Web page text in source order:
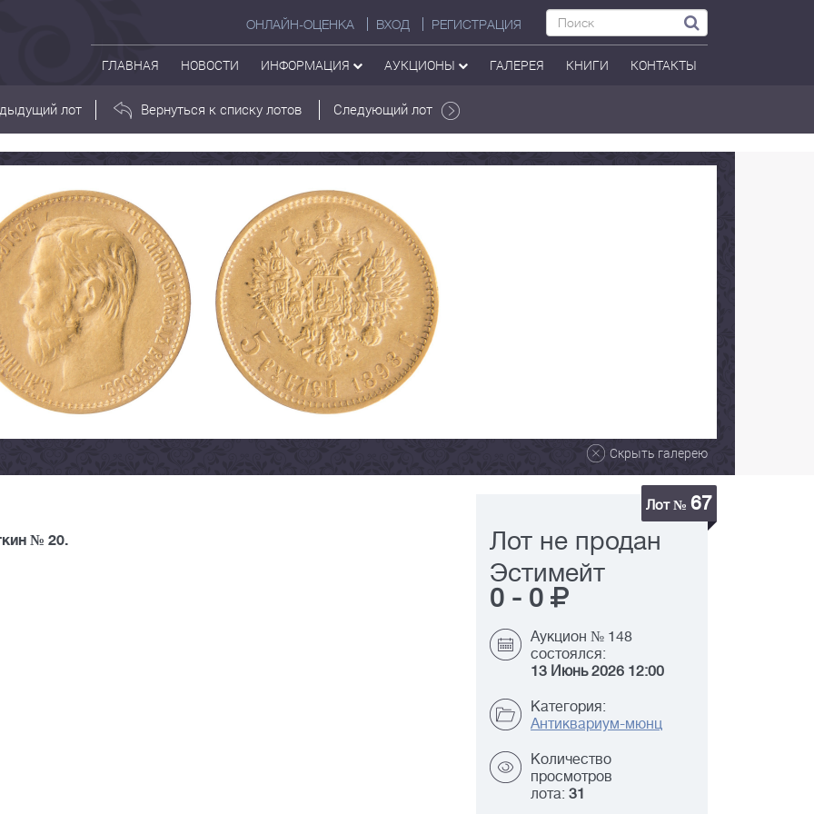
ОНЛАЙН-ОЦЕНКА ВХОД РЕГИСТРАЦИЯ
ГЛАВНАЯ НОВОСТИ ИНФОРМАЦИЯ АУКЦИОНЫ ГАЛЕРЕЯ КНИГИ КОНТАКТЫ
лот Вернуться к списку лотов Следующий лот
Скрыть галерею
№ 20.
Лот № 67
Лот не продан
Эстимейт
0 - 0
Аукцион № 148
состоялся:
13 Июнь 2026 12:00
Категория:
Антиквариум-мюнц
Количество
просмотров
лота: 31